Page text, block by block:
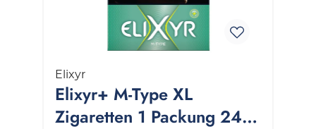
Elixyr
Elixyr+ M-Type XL
Zigaretten 1 Packung 24